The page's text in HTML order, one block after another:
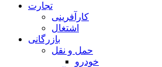
تجارت
کارآفرینی
اشتغال
بازرگانی
حمل و نقل
خودرو